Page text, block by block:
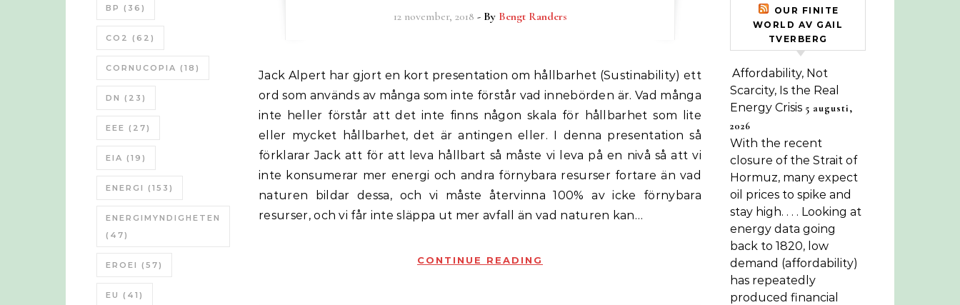
BP (36)
CO2 (62)
CORNUCOPIA (18)
DN (23)
EEE (27)
EIA (19)
ENERGI (153)
ENERGIMYNDIGHETEN
(47)
EROEI (57)
EU (41)
12 november, 2018 - By Bengt Randers
Jack Alpert har gjort en kort presentation om hållbarhet (Sustinability) ett
ord som används av många som inte förstår vad innebörden är. Vad många
inte heller förstår att det inte finns någon skala för hållbarhet som lite
eller mycket hållbarhet, det är antingen eller. I denna presentation så
förklarar Jack att för att leva hållbart så måste vi leva på en nivå så att vi
inte konsumerar mer energi och andra förnybara resurser fortare än vad
naturen bildar dessa, och vi måste återvinna 100% av icke förnybara
resurser, och vi får inte släppa ut mer avfall än vad naturen kan…
CONTINUE READING
OUR FINITE
WORLD AV GAIL
TVERBERG
Affordability, Not
Scarcity, Is the Real
Energy Crisis 5 augusti,
2026
With the recent
closure of the Strait of
Hormuz, many expect
oil prices to spike and
stay high. . . . Looking at
energy data going
back to 1820, low
demand (affordability)
has repeatedly
produced financial